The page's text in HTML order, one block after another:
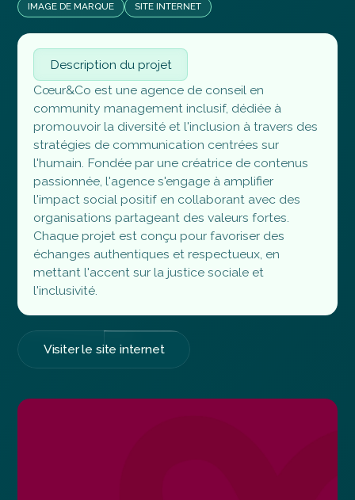
IMAGE DE MARQUE SITE INTERNET
Description du projet
Cœur&Co est une agence de conseil en
community management inclusif, dédiée à
promouvoir la diversité et l'inclusion à travers des
stratégies de communication centrées sur
l'humain. Fondée par une créatrice de contenus
passionnée, l'agence s'engage à amplifier
l'impact social positif en collaborant avec des
organisations partageant des valeurs fortes.
Chaque projet est conçu pour favoriser des
échanges authentiques et respectueux, en
mettant l'accent sur la justice sociale et
l'inclusivité.
Visiter le site internet